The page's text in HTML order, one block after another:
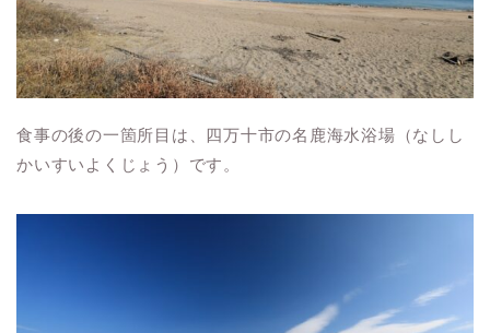
食事の後の一箇所目は、四万十市の名鹿海水浴場（なしし
かいすいよくじょう）です。